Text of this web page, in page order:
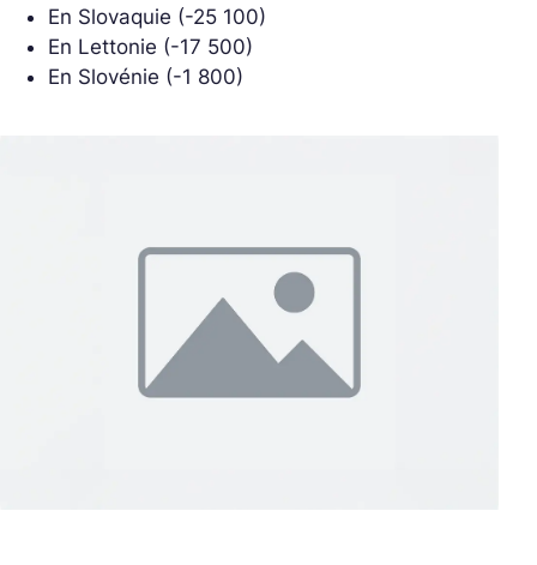
En Slovaquie (-25 100)
En Lettonie (-17 500)
En Slovénie (-1 800)